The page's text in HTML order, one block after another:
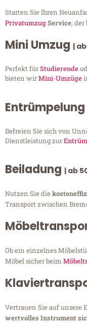
Starten Sie Ihren
PrivatumzugService, der
Mini Umzug |
Perfekt fürStudierende
bieten wirMini-Umzüge
Entrümpelung
Befreien Sie sich von
Dienstleistung zur
Beiladung | ab
Nutzen Sie die
Transport zwischen
Ob ein einzelnes
Möbel sicher beim
Vertrauen Sie auf unsere
wertvolles Instrument